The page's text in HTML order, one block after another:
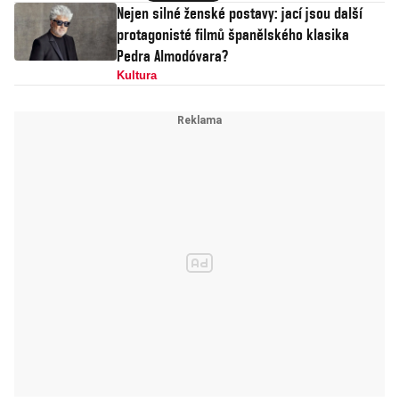
Nejen silné ženské postavy: jací jsou další
protagonisté filmů španělského klasika
Pedra Almodóvara?
Kultura